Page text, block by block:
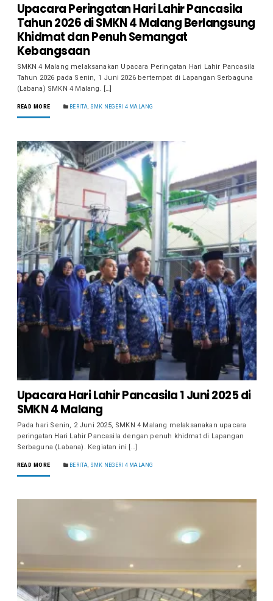
Upacara Peringatan Hari Lahir Pancasila
Tahun 2026 di SMKN 4 Malang Berlangsung
Khidmat dan Penuh Semangat
Kebangsaan
SMKN 4 Malang melaksanakan Upacara Peringatan Hari Lahir Pancasila
Tahun 2026 pada Senin, 1 Juni 2026 bertempat di Lapangan Serbaguna
(Labana) SMKN 4 Malang. […]
READ MORE BERITA SMK NEGERI 4 MALANG
Upacara Hari Lahir Pancasila 1 Juni 2025 di
SMKN 4 Malang
Pada hari Senin, 2 Juni 2025, SMKN 4 Malang melaksanakan upacara
peringatan Hari Lahir Pancasila dengan penuh khidmat di Lapangan
Serbaguna (Labana). Kegiatan ini […]
READ MORE BERITA, SMK NEGERI 4 MALANG